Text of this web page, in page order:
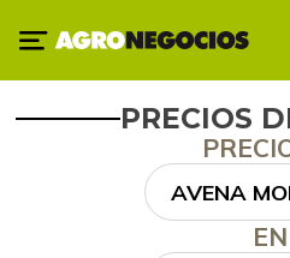
PRECIOS
AVENA
EN